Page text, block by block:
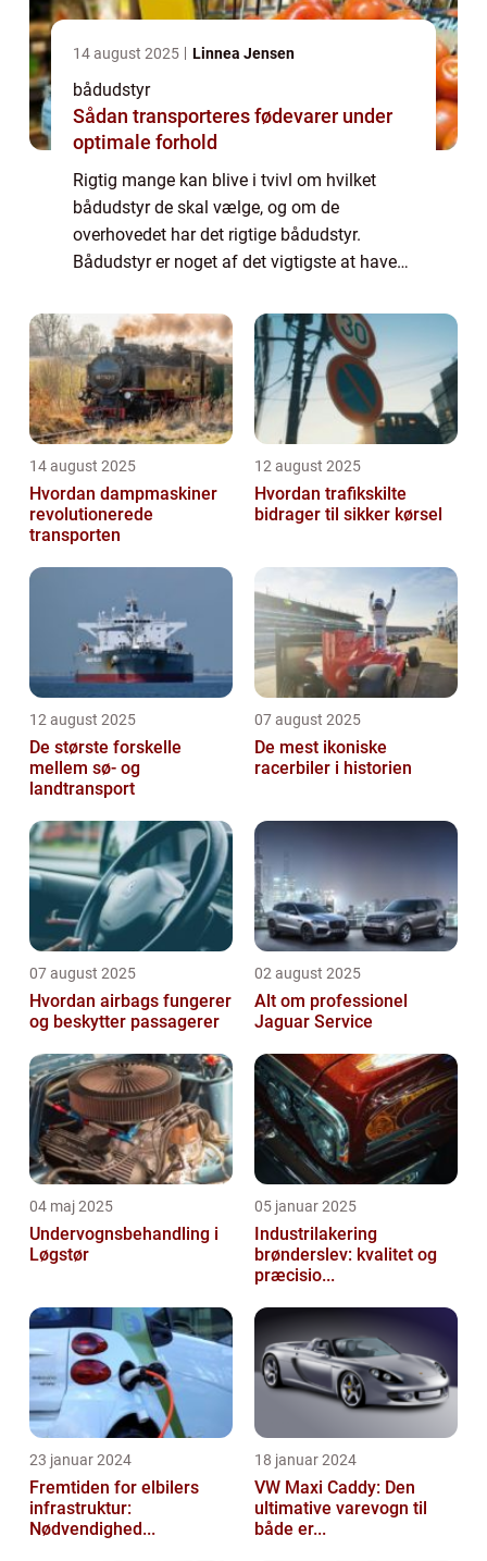
14 august 2025 Linnea Jensen
bådudstyr
Sådan transporteres fødevarer under
optimale forhold
Rigtig mange kan blive i tvivl om hvilket
bådudstyr de skal vælge, og om de
overhovedet har det rigtige bådudstyr.
Bådudstyr er noget af det vigtigste at have
Bådudstyr dækker derimod også over
ufatteligt mang...
14 august 2025
Hvordan dampmaskiner
revolutionerede
transporten
12 august 2025
Hvordan trafikskilte
bidrager til sikker kørsel
12 august 2025
De største forskelle
mellem sø- og
landtransport
07 august 2025
De mest ikoniske
racerbiler i historien
07 august 2025
Hvordan airbags fungerer
og beskytter passagerer
02 august 2025
Alt om professionel
Jaguar Service
04 maj 2025
Undervognsbehandling i
Løgstør
05 januar 2025
Industrilakering
brønderslev: kvalitet og
præcisio...
23 januar 2024
Fremtiden for elbilers
infrastruktur:
Nødvendighed...
18 januar 2024
VW Maxi Caddy: Den
ultimative varevogn til
både er...